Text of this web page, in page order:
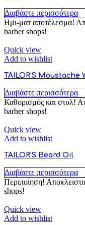
Διαβάστε περισσότερα
Ημι-ματ αποτέλεσμα!
barber shops!
Quick view
Add to wishlist
TAILOR’S Moustache
Διαβάστε περισσότερα
Καθορισμός και στυλ!
barber shops!
Quick view
Add to wishlist
TAILOR’S Beard Oil
Διαβάστε περισσότερα
Περιποίηση!
shops!
Quick view
Add to wishlist